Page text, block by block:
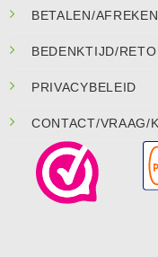
BETALEN/
BEDENKTIJD/
PRIVACYBELEID
CONTACT/VRAAG/